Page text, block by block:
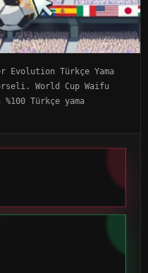
Evolution Türkçe Yama
World Cup Waifu
Türkçe yama